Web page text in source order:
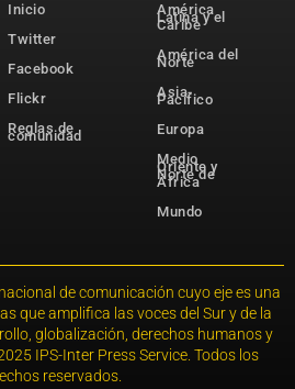
Inicio
Twitter
Facebook
Flickr
Reglas de
comunidad
América
Latina y el
Caribe
América del
Norte
Asia-
Pacífico
Europa
Medio
Oriente y
Norte de
África
Mundo
de comunicación cuyo eje es una
que amplifica las voces del Sur y de la
globalización, derechos humanos y
IPS-Inter Press Service. Todos los
reservados.